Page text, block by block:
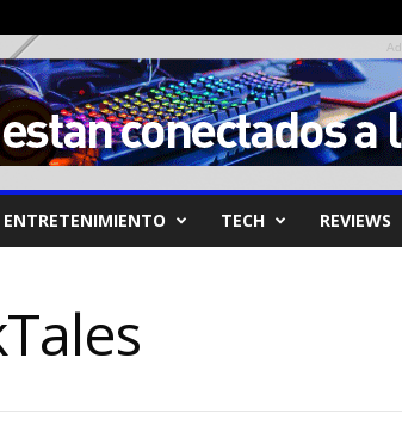
Ad
ENTRETENIMIENTO TECH REVIEWS